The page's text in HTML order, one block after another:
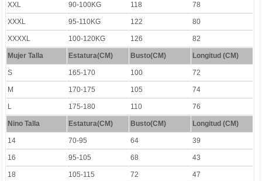
XXL 90-100KG 118 78
XXXL 95-110KG 122 80
XXXXL 100-120KG 126 82
Mujer Talla Estatura(CM) Busto(CM) Longitud (CM)
S 165-170 100 72
M 170-175 105 74
L 175-180 110 76
Nino Talla Estatura(CM) Busto(CM) Longitud (CM)
14 70-95 64 39
16 95-105 68 43
18 105-115 72 47